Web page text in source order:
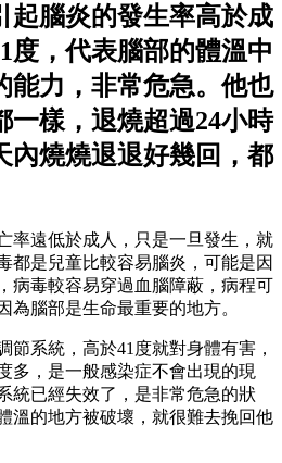
起腦炎的發生率高於成
度，代表腦部的體溫中
能力，非常危急。他也
一樣，退燒超過24小時
內燒燒退退好幾回，都
率遠低於成人，只是一旦發生，就
都是兒童比較容易腦炎，可能是因
病毒較容易穿過血腦障蔽，病程可
為腦部是生命最重要的地方。
節系統，高於41度就對身體有害，
多，是一般感染症不會出現的現
統已經失效了，是非常危急的狀
溫的地方被破壞，就很難去挽回他